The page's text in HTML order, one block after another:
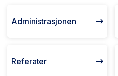
Administrasjonen
Referater